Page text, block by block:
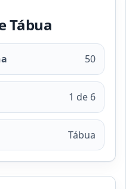
Tábua
50
1 de 6
Tábua